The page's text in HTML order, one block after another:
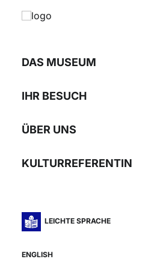
DAS MUSEUM
IHR BESUCH
ÜBER UNS
KULTURREFERENTIN
LEICHTE SPRACHE
ENGLISH
Silber und Salz
in
Die
Jahrhundert
05.10.01 – 13.01.02